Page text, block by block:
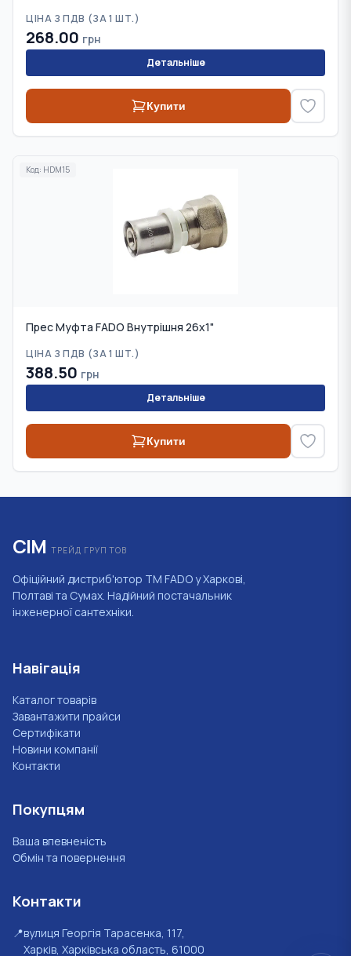
ЦІНА З ПДВ (ЗА 1 ШТ.)
268.00 грн
Детальніше
Купити
Код: HDM15
Прес Муфта FADO Внутрішня 26х1"
ЦІНА З ПДВ (ЗА 1 ШТ.)
388.50 грн
Детальніше
Купити
СІМ ТРЕЙД ГРУП ТОВ
Офіційний дистриб'ютор ТМ FADO у Харкові,
Полтаві та Сумах. Надійний постачальник
інженерної сантехніки.
Навігація
Каталог товарів
Завантажити прайси
Сертифікати
Новини компанії
Контакти
Покупцям
Ваша впевненість
Обмін та повернення
Контакти
📍вулиця Георгія Тарасенка, 117,
Харків, Харківська область, 61000